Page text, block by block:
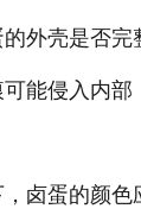
壳是否完
能侵入内部
蛋的颜色